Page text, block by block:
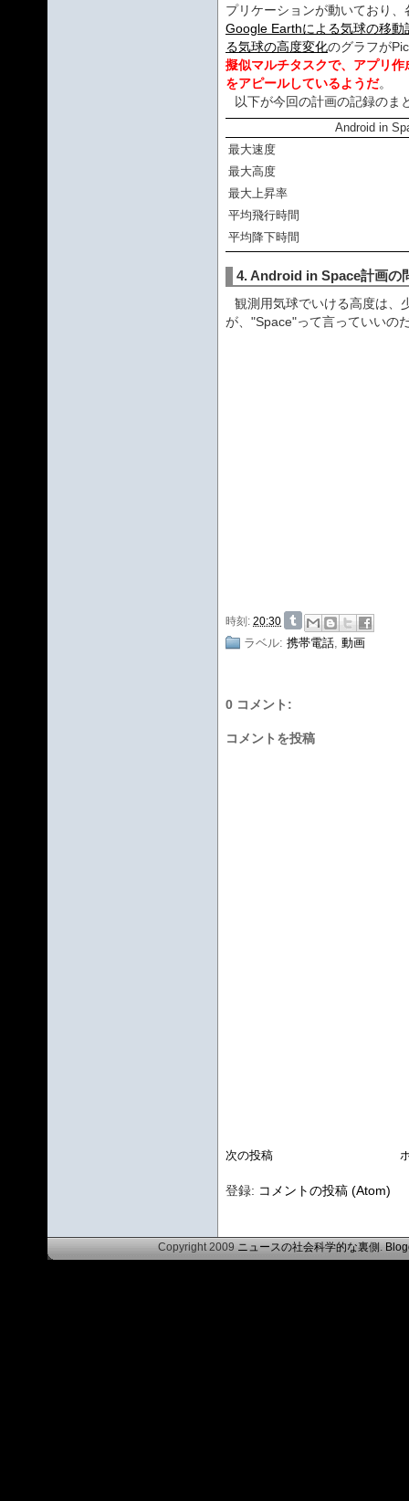
プリケーションが動いており
Google Earthによる気球の移動
る気球の高度変化のグラフが
擬似マルチタスクで、アプリ
をアピールしているようだ。
以下が今回の計画の記録のま
Android in
最大速度
最大高度
最大上昇率
平均飛行時間
平均降下時間
4. Android in Space計画の
観測用気球でいける高度は、
が、"Space"って言っていいの
時刻: 20:30
ラベル: 携帯電話 動画
0 コメント:
コメントを投稿
次の投稿
登録: コメントの投稿 (Atom)
Copyright 2009 ニュースの社会科学的な裏側